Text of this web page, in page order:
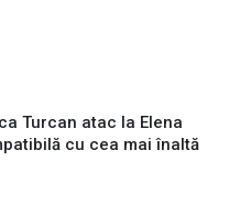
Turcan atac la Elena
cu cea mai înaltă